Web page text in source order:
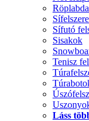
Sífutó
Sisakok
Tenisz
Láss